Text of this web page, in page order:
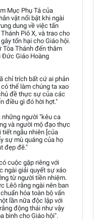
Mục Phụ Tá của
vật nổi bật khi ngài
dung về việc tấn
Piô X, và trao cho
tổn hại cho Giáo hội.
Thánh đến thăm
Đức Giáo Hoàng
chỉ trích bất cứ ai phản
thể làm chúng ta xao
đề thực sự của các
điều gì đó hời hợt."
những người "kêu ca
và người mộ đạo thực
ngẫu nhiên [của
sự mù quáng của họ
đẹp đẽ."
cuộc gặp riêng với
ngài giải quyết sự xáo
từ người tiền nhiệm.
Lêô rằng ngài nên ban
hóa toàn bộ vấn
lần nữa độc lập với
động thái như vậy
bình cho Giáo hội".